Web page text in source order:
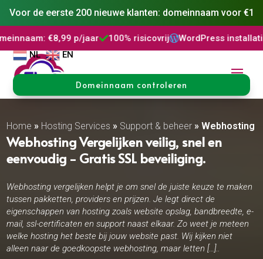
Voor de eerste 200 nieuwe klanten: domeinnaam voor €1
€8,99 p/jaar100% risicovrijWordPress installatieDNS
NL
EN
Domeinnaam controleren
Home » Hosting Services » Support & beheer »Webhosting
Webhosting Vergelijken veilig, snel en
eenvoudig - Gratis SSL beveiliging.
Webhosting vergelijken helpt je om snel de juiste keuze te maken
tussen pakketten, providers en prijzen. Je legt direct de
eigenschappen van hosting zoals website opslag, bandbreedte, e-
mail, ssl-certificaten en support naast elkaar. Zo weet je meteen
welke hosting het beste bij jouw website past. Wij kijken niet
alleen naar de goedkoopste webhosting, maar letten […]..